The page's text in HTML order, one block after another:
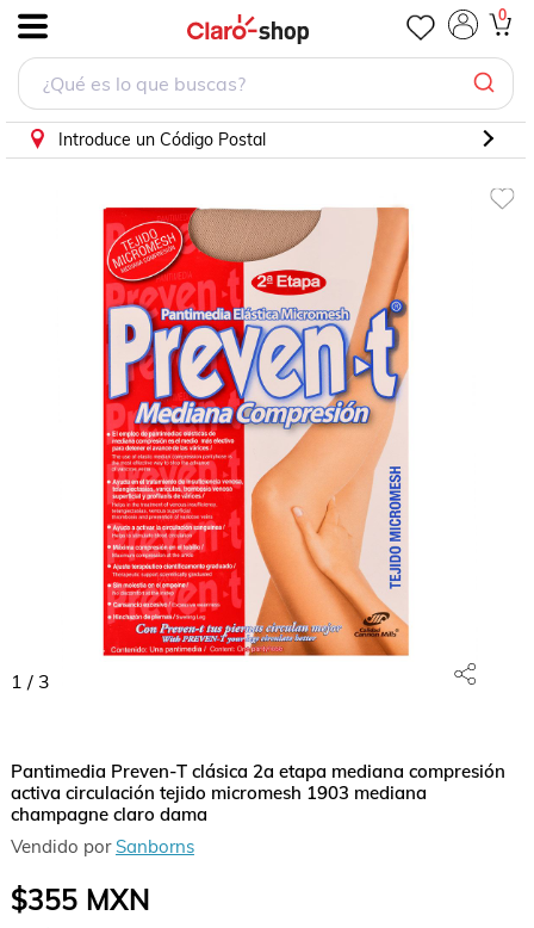
0
Introduce un Código Postal
1 / 3
Pantimedia Preven-T clásica 2a etapa mediana compresión
activa circulación tejido micromesh 1903 mediana
champagne claro dama
Vendido por Sanborns
$355MXN